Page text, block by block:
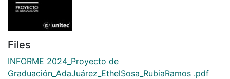
Files
INFORME 2024_Proyecto de
Graduación_AdaJuárez_EthelSosa_RubiaRamos .pdf